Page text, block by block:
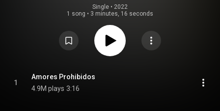
Single • 2022
1 song • 3 minutes, 16 seconds
1
Amores Prohibidos
4.9M plays 3:16